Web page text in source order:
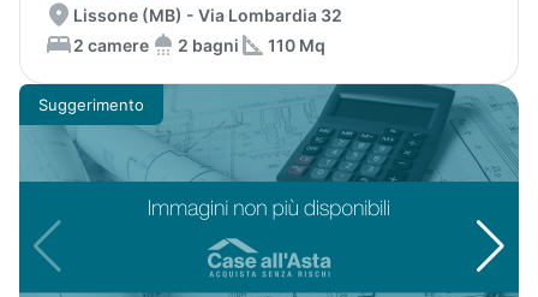
Lissone (MB) - Via Lombardia 32
2 camere
2 bagni 110 Mq
Suggerimento